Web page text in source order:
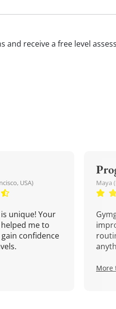
and receive a free level
USA)
unique! Your
me to
confidence
Maya
More